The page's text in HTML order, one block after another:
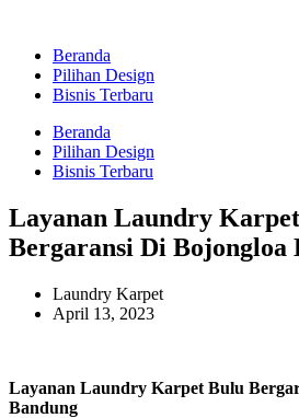
Beranda
Pilihan Design
Bisnis Terbaru
Beranda
Pilihan Design
Bisnis Terbaru
Layanan Laundry
Bergaransi Di Bojongloa
Laundry Karpet
April 13, 2023
Layanan Laundry Karpet Bulu
Bandung